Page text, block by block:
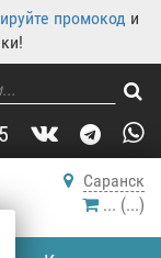
промокод и
Саранск
... (...)